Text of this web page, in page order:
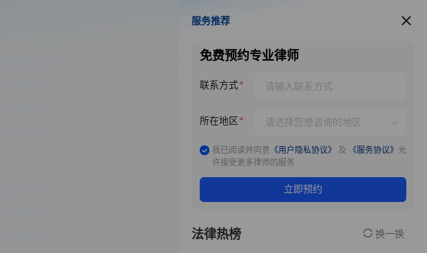
服务推荐
服务推荐
免费预约专业律师
联系方式
所在地区
我已阅读并同意 《用户隐私协议》 及 《服务协议》 允
许接受更多律师的服务
立即预约
法律热榜 换一换